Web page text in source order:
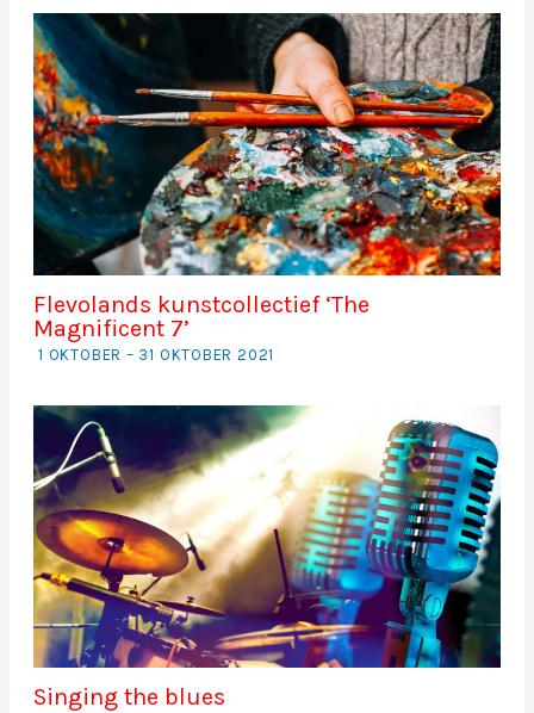
Flevolands kunstcollectief ‘The
Magnificent 7’
1 OKTOBER – 31 OKTOBER 2021
Singing the blues